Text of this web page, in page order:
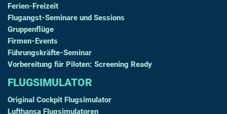
Ferien-Freizeit
Flugangst-Seminare und Sessions
Gruppenflüge
Firmen-Events
Führungskräfte-Seminar
Vorbereitung für Piloten: Screening Ready
FLUGSIMULATOR
Original Cockpit Flugsimulator
Lufthansa Flugsimulatoren